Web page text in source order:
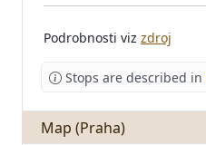
Podrobnosti viz zdroj
Stops are described in
Map (Praha)